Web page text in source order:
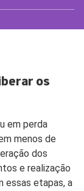
os
em perda
menos de
dos
e realização
essas etapas, a